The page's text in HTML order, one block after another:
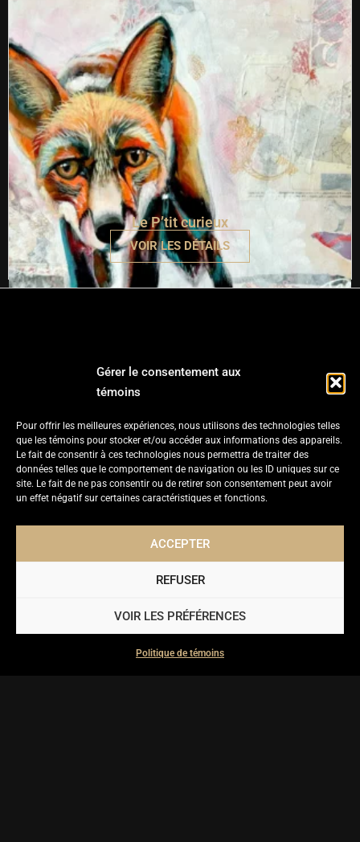
Gérer le consentement aux
témoins
Pour offrir les meilleures expériences, nous utilisons des technologies telles
que les témoins pour stocker et/ou accéder aux informations des appareils.
Le fait de consentir à ces technologies nous permettra de traiter des
données telles que le comportement de navigation ou les ID uniques sur ce
site. Le fait de ne pas consentir ou de retirer son consentement peut avoir
un effet négatif sur certaines caractéristiques et fonctions.
ACCEPTER
REFUSER
VOIR LES PRÉFÉRENCES
Politique de témoins
Le P’tit curieux
VOIR LES DÉTAILS
Restons en contact
ENVOYER